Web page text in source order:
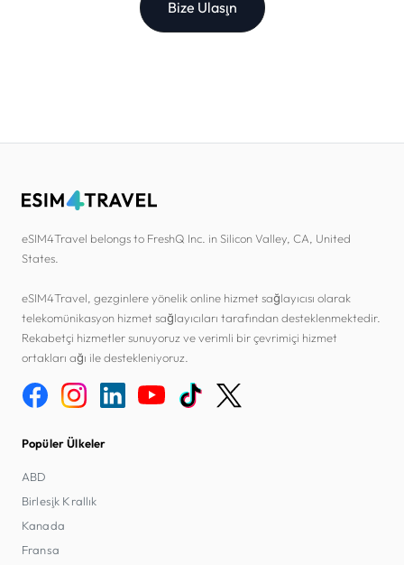
Bize Ulaşın
eSIM4Travel belongs to FreshQ Inc. in Silicon Valley, CA, United
States.
eSIM4Travel, gezginlere yönelik online hizmet sağlayıcısı olarak
telekomünikasyon hizmet sağlayıcıları tarafından desteklenmektedir.
Rekabetçi hizmetler sunuyoruz ve verimli bir çevrimiçi hizmet
ortakları ağı ile destekleniyoruz.
Popüler Ülkeler
ABD
Birleşik Krallık
Kanada
Fransa